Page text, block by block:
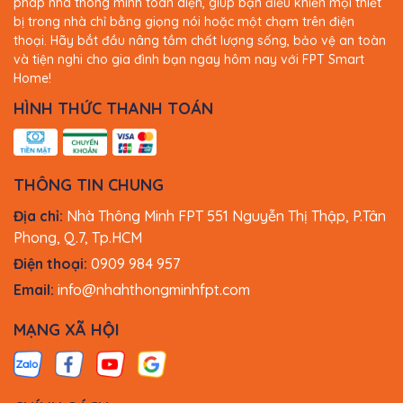
ngày.
Giới thiệu công tắc cảm ứng
FPT Leto 2 nút
Công tắc cảm ứng Leto FPT Smart Home là thiết bị điều
khiển điện thông minh được trang bị công nghệ Dual
có thể dễ dàng bật/tắt các thiết bị điện chỉ bằng một
chạm nhẹ, hoặc điều khiển từ xa thông qua ứng dụng
FPT Life.
bị trong nhà chỉ bằng giọng nói hoặc một chạm trên điện
thoại. Hãy bắt đầu nâng tầm chất lượng sống, bảo vệ an toàn
và tiện nghi cho gia đình bạn ngay hôm nay với FPT Smart
Home!
HÌNH THỨC THANH TOÁN
THÔNG TIN CHUNG
Địa chỉ: Nhà Thông Minh FPT 551 Nguyễn Thị Thập, P.Tân
Phong, Q.7, Tp.HCM
Điện thoại: 0909 984 957
Email: info@nhahthongminhfpt.com
MẠNG XÃ HỘI